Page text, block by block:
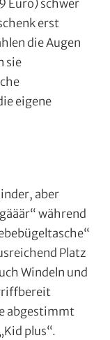
und
Zubehör
Euro) schwer
erst
die Augen
sie
eigene
aber
während
Platz
Windeln und
abgestimmt
plus“.